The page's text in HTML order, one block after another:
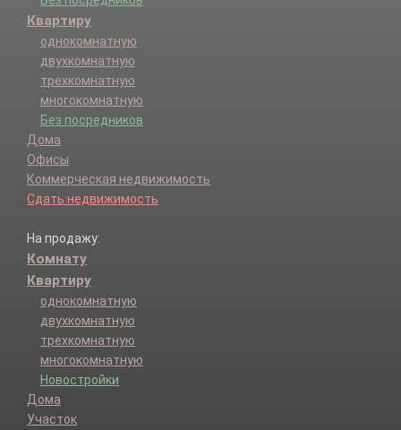
Квартиру
однокомнатную
двухкомнатную
трехкомнатную
многокомнатную
Без посредников
Дома
Офисы
Коммерческая недвижимость
Сдать недвижимость
На продажу:
Комнату
Квартиру
однокомнатную
двухкомнатную
трехкомнатную
многокомнатную
Новостройки
Дома
Участок